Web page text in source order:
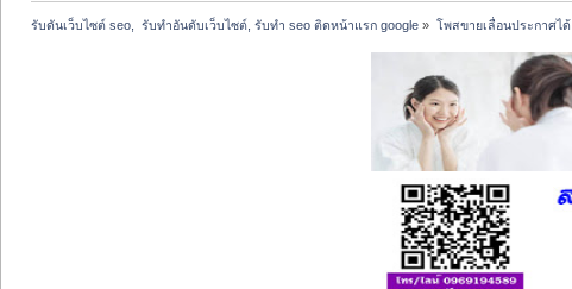
รับดันเว็บไซต์ seo,  รับทำอันดับเว็บไซต์, รับทำ seo ติดหน้าแรก google » โพสขายเลื่อนประกาศได้